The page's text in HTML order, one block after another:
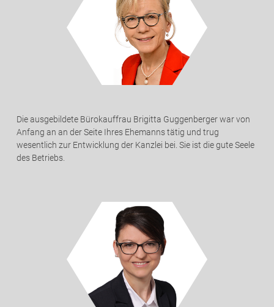
Die ausgebildete Bürokauffrau Brigitta Guggenberger war von
Anfang an an der Seite Ihres Ehemanns tätig und trug
wesentlich zur Entwicklung der Kanzlei bei. Sie ist die gute Seele
des Betriebs.